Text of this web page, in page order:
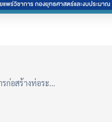
ประกาศผู้ชนะการเสนอราคา ประกวดราคาจ้างก่อสร้างโครงการก่อสร้างท่อระบายน้ำ พร้อมบ่อพัก ค.ส.ล.ซอยแยกถนนราษฎรอุทิศ (ตรงข้ามสนามกีฬา) ด้วยวิธีประกวดราคาอิเล็กทรอนิกส์ (e-bidding)